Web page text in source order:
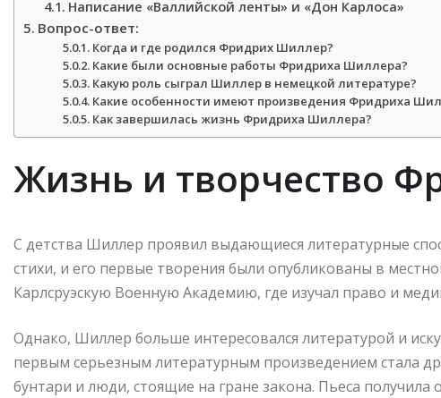
Написание «Валлийской ленты» и «Дон Карлоса»
Вопрос-ответ:
Когда и где родился Фридрих Шиллер?
Какие были основные работы Фридриха Шиллера?
Какую роль сыграл Шиллер в немецкой литературе?
Какие особенности имеют произведения Фридриха
Как завершилась жизнь Фридриха Шиллера?
Жизнь и творчество
С детства Шиллер проявил выдающиеся литературные
стихи, и его первые творения были опубликованы в
Карлсруэскую Военную Академию, где изучал право и
Однако, Шиллер больше интересовался литературой и
первым серьезным литературным произведением стала
бунтари и люди, стоящие на гране закона. Пьеса получила